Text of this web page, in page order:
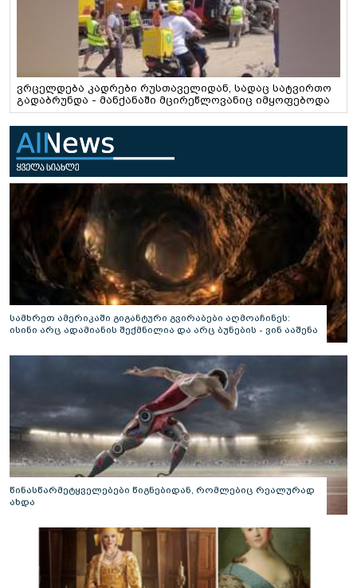
ვრცელდება კადრები რუსთაველიდან, სადაც სატვირთო
გადაბრუნდა - მანქანაში მცირეწლოვანიც იმყოფებოდა
სამხრეთ ამერიკაში გიგანტური გვირაბები აღმოაჩინეს:
ისინი არც ადამიანის შექმნილია და არც ბუნების - ვინ ააშენა
წინასწარმეტყველებები წიგნებიდან, რომლებიც რეალურად
ახდა